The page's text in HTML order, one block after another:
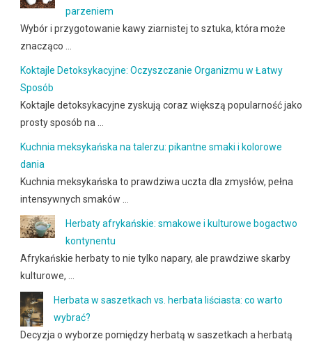
parzeniem
Wybór i przygotowanie kawy ziarnistej to sztuka, która może
znacząco …
Koktajle Detoksykacyjne: Oczyszczanie Organizmu w Łatwy
Sposób
Koktajle detoksykacyjne zyskują coraz większą popularność jako
prosty sposób na …
Kuchnia meksykańska na talerzu: pikantne smaki i kolorowe
dania
Kuchnia meksykańska to prawdziwa uczta dla zmysłów, pełna
intensywnych smaków …
Herbaty afrykańskie: smakowe i kulturowe bogactwo
kontynentu
Afrykańskie herbaty to nie tylko napary, ale prawdziwe skarby
kulturowe, …
Herbata w saszetkach vs. herbata liściasta: co warto
wybrać?
Decyzja o wyborze pomiędzy herbatą w saszetkach a herbatą